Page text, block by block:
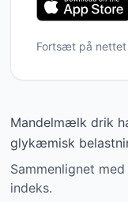
Fortsæt på
Mandelmælk drik
glykæmisk
Sammenlignet
indeks.